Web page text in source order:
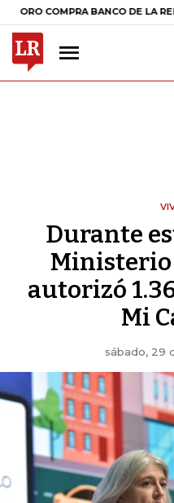
COMPRA BANCO DE LA
Durante
Ministerio
autorizó
Mi
sábado, 29